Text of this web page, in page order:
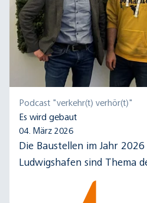
Podcast "verkehr(t) verhör(t)"
Es wird gebaut
04. März 2026
Die Baustellen im Jahr
Ludwigshafen sind Thema
zwölften Staffel des rnv-